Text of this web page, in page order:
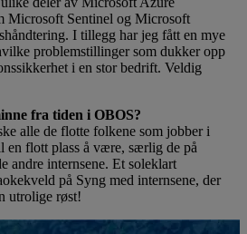
Microsoft Sentinel og Microsoft
I tillegg har jeg fått en mye
problemstillinger som dukker opp
i en stor bedrift. Veldig
fra tiden i OBOS?
alle de flotte folkene som jobber i
en flott plass å være, særlig de på
andre internsene. Et soleklart
på Syng med internsene, der
utrolige røst!